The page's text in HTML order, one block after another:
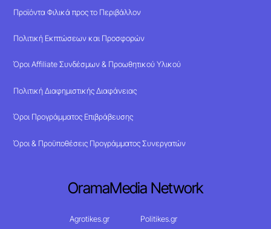
Προϊόντα Φιλικά προς το Περιβάλλον
Πολιτική Εκπτώσεων και Προσφορών
Όροι Affiliate Συνδέσμων & Προωθητικού Υλικού
Πολιτική Διαφημιστικής Διαφάνειας
Όροι Προγράμματος Επιβράβευσης
Όροι & Προϋποθέσεις Προγράμματος Συνεργατών
OramaMedia Network
Agrotikes.gr Politikes.gr